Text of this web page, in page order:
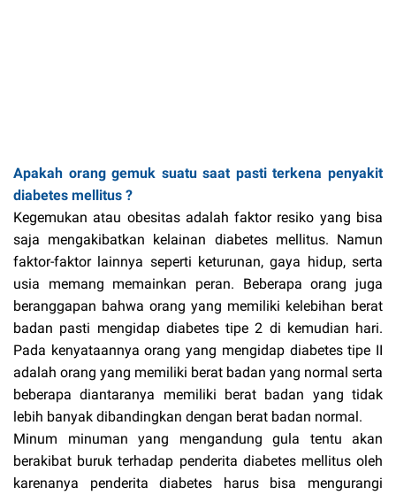
Apakah orang gemuk suatu saat pasti terkena penyakit
diabetes mellitus ?
Kegemukan atau obesitas adalah faktor resiko yang bisa
saja mengakibatkan kelainan diabetes mellitus. Namun
faktor-faktor lainnya seperti keturunan, gaya hidup, serta
usia memang memainkan peran. Beberapa orang juga
beranggapan bahwa orang yang memiliki kelebihan berat
badan pasti mengidap diabetes tipe 2 di kemudian hari.
Pada kenyataannya orang yang mengidap diabetes tipe II
adalah orang yang memiliki berat badan yang normal serta
beberapa diantaranya memiliki berat badan yang tidak
lebih banyak dibandingkan dengan berat badan normal.
Minum minuman yang mengandung gula tentu akan
berakibat buruk terhadap penderita diabetes mellitus oleh
karenanya penderita diabetes harus bisa mengurangi